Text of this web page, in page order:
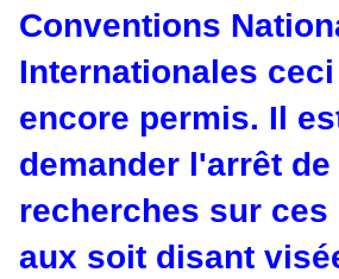
Conventions
Internationales
encore permis. Il
demander l'arrêt de
recherches sur ces
aux soit disant